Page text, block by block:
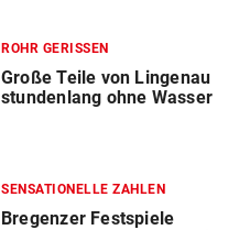
ROHR GERISSEN
Große Teile von Lingenau
stundenlang ohne Wasser
SENSATIONELLE ZAHLEN
Bregenzer Festspiele